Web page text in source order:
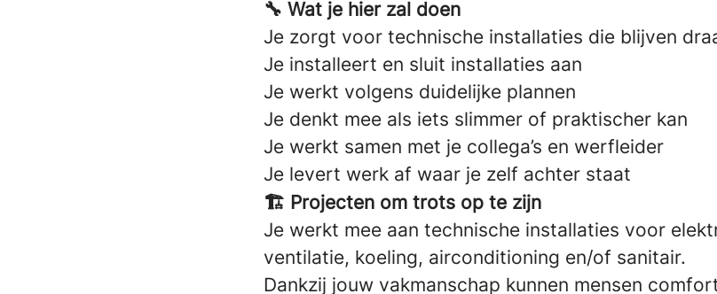
🔧 Wat je hier zal doen
Je zorgt voor technische installaties die blijven
Je installeert en sluit installaties aan
Je werkt volgens duidelijke plannen
Je denkt mee als iets slimmer of praktischer kan
Je werkt samen met je collega’s en werfleider
Je levert werk af waar je zelf achter staat
🏗️ Projecten om trots op te zijn
Je werkt mee aan technische installaties voor
ventilatie, koeling, airconditioning en/of sanitair.
Dankzij jouw vakmanschap kunnen mensen